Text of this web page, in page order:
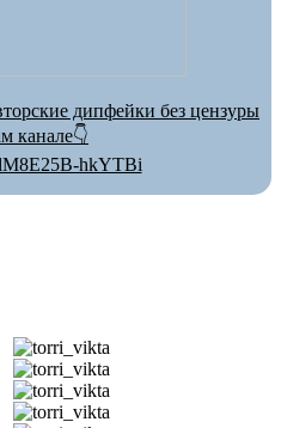
дипфейки без цензуры
канале👇
hkYTBi